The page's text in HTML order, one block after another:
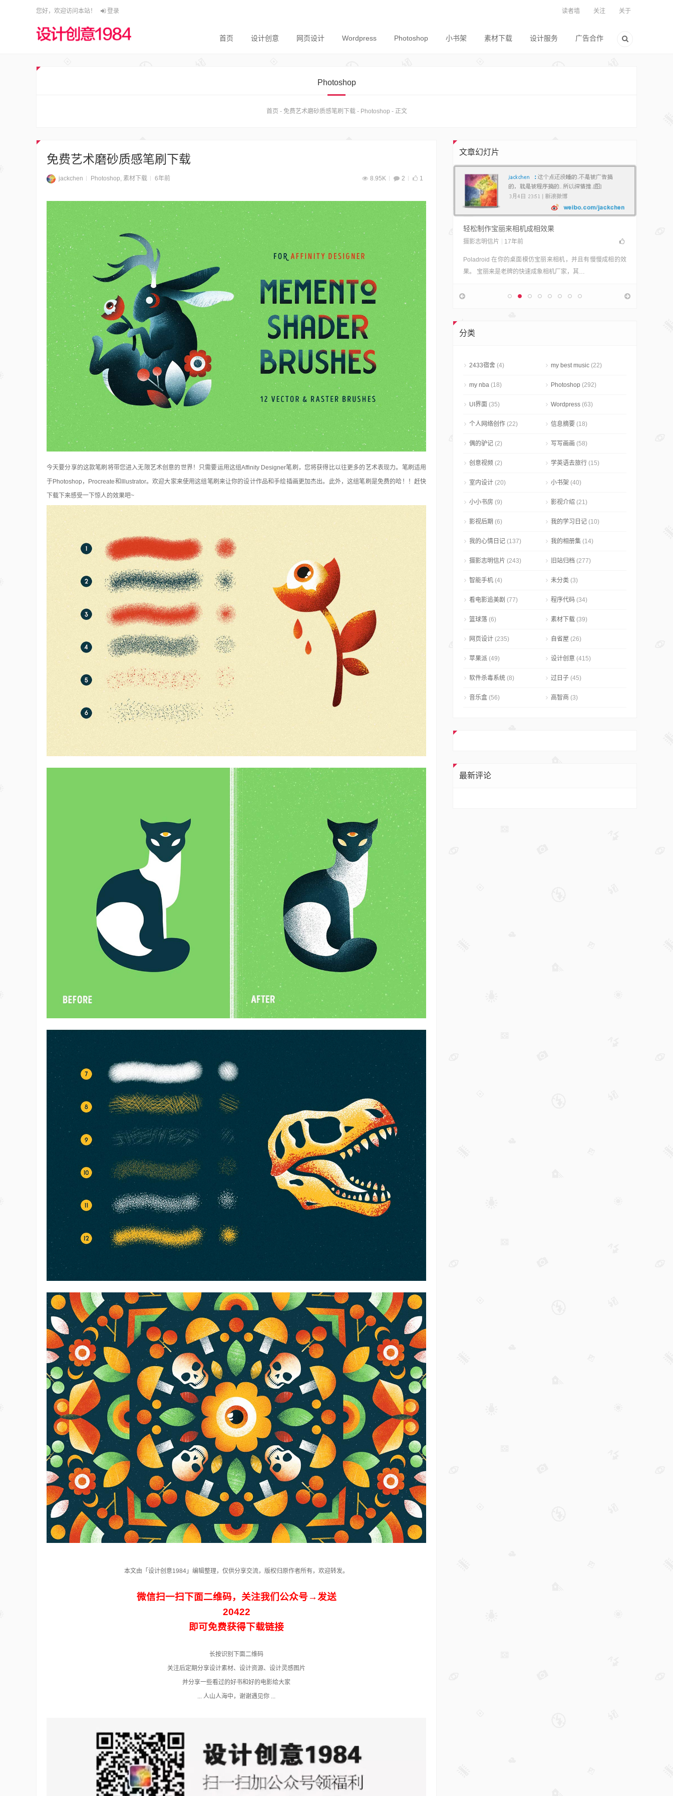
您好，欢迎访问本站！ 登录 读者墙 关注 关于
首页 设计创意 网页设计 Wordpress Photoshop 小书架 素材下载 设计服务 广告合作
Photoshop
首页 - 免费艺术磨砂质感笔刷下载- Photoshop - 正文
免费艺术磨砂质感笔刷下载
jackchen Photoshop, 素材下载 6年前 8.95K 2 1
今天要分享的这款笔刷将带您进入无限艺术创意的世界！只需要运用这组Affinity Designer笔刷，您将获得比以往更多的艺术表现力。笔刷适用
于Photoshop，Procreate和Illustrator。欢迎大家来使用这组笔刷来让你的设计作品和手绘插画更加杰出。此外，这组笔刷是免费的哈！！赶快
下载下来感受一下惊人的效果吧~
本文由「设计创意1984」编辑整理，仅供分享交流，版权归原作者所有，欢迎转发。
微信扫一扫下面二维码，关注我们公众号→发送
20422
即可免费获得下载链接
长按识别下面二维码
关注后定期分享设计素材、设计资源、设计灵感图片
并分享一些看过的好书和好的电影给大家
... 人山人海中，谢谢遇见你 ...
文章幻灯片
48个免费的Photoshop动作
Photoshop 15年前
在我们对图片进行设计处理时用的最多最广泛的应该就是
Photoshop了。对于这个优秀的软件不仅仅所有的专…
国外LOMO风格动作15套(100多种)
Photoshop 17年前
看过Island的女孩子的摄影作品是不是很想有自己的Lomo风
的相片呢！ JC马上为你奉上超值LOMO风…
轻松制作宝丽来相机成相效果
摄影志明信片 17年前
Poladroid 在你的桌面模仿宝丽来相机，并且有慢慢成相的效
果。 宝丽来是老牌的快速成象相机厂家，其…
分类
2433宿舍 (4) my best music (22)
my nba (18) Photoshop (292)
UI界面 (35) Wordpress (63)
个人网络创作 (22) 信息摘要 (18)
偶的驴记 (2) 写写画画 (58)
创意视频 (2) 学英语去旅行 (15)
室内设计 (20) 小书架 (40)
小小书房 (9) 影视介绍 (21)
影视后期 (6) 我的学习日记 (10)
我的心情日记 (137) 我的相册集 (14)
摄影志明信片 (243) 旧站归档 (277)
智能手机 (4) 未分类 (3)
看电影追美剧 (77) 程序代码 (34)
篮球落 (6) 素材下载 (39)
网页设计 (235) 自省屋 (26)
苹果派 (49) 设计创意 (415)
软件杀毒系统 (8) 过日子 (45)
音乐盒 (56) 高智商 (3)
最新评论